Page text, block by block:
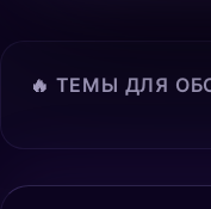
🔥 ТЕМЫ ДЛЯ